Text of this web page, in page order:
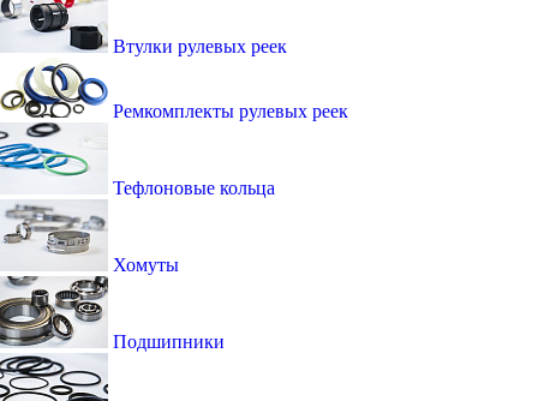
Втулки рулевых реек
Ремкомплекты рулевых реек
Тефлоновые кольца
Хомуты
Подшипники